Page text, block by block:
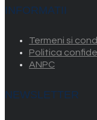
INFORMATII
Termeni si
Politica
ANPC
NEWSLETTER